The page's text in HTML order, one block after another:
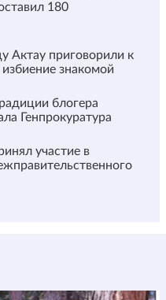
180
Актау приговорили к
знакомой
блогера
Генпрокуратура
участие в